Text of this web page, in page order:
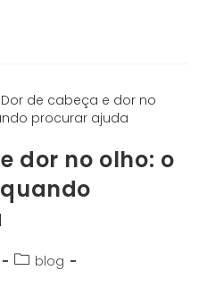
dor no olho: o
blog